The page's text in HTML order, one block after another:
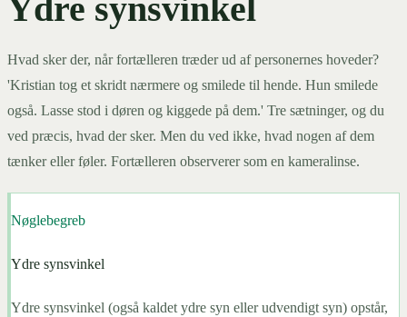
Ydre synsvinkel
Hvad sker der, når fortælleren træder ud af personernes hoveder?
'Kristian tog et skridt nærmere og smilede til hende. Hun smilede
også. Lasse stod i døren og kiggede på dem.' Tre sætninger, og du
ved præcis, hvad der sker. Men du ved ikke, hvad nogen af dem
tænker eller føler. Fortælleren observerer som en kameralinse.
Nøglebegreb
Ydre synsvinkel
Ydre synsvinkel (også kaldet ydre syn eller udvendigt syn) opstår,